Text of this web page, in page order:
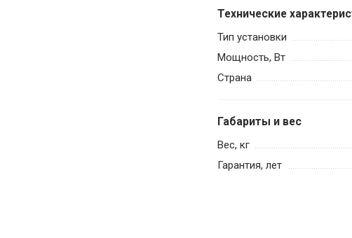
Технические
Тип установки
Мощность, Вт
Страна
Габариты и вес
Вес, кг
Гарантия, лет